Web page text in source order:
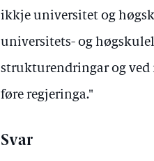
ikkje universitet og
universitets- og
strukturendringar og ved
føre regjeringa."
Svar